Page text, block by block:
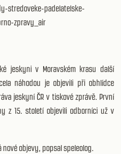
stredoveke-padelatelske-
zpravy_air
jeskyni v Moravském krasu další
náhodou je objevili při obhlídce
jeskyní ČR v tiskové zprávě. První
z 15. století objevili odborníci už v
objevy, popsal speleolog.